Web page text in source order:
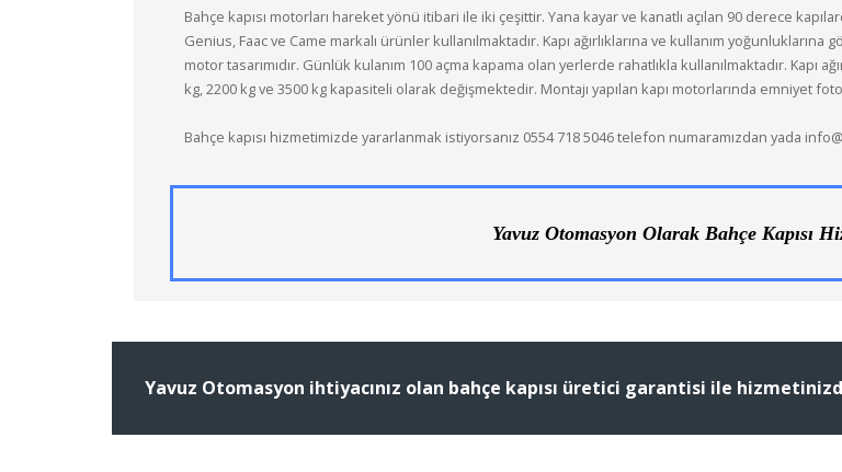
Bahçe kapısı motorları hareket yönü itibari ile iki çeşittir. Yana kayar ve kanatlı açılan 90 derece
Genius, Faac ve Came markalı ürünler kullanılmaktadır. Kapı ağırlıklarına ve kullanım
motor tasarımıdır. Günlük kulanım 100 açma kapama olan yerlerde rahatlıkla kullanılmaktadır. Kapı
kg, 2200 kg ve 3500 kg kapasiteli olarak değişmektedir. Montajı yapılan kapı motorlarında emniyet
Bahçe kapısı hizmetimizde yararlanmak istiyorsanız 0554 718 5046 telefon numaramızdan yada
Yavuz Otomasyon Olarak Bahçe Kapısı
Yavuz Otomasyon ihtiyacınız olan bahçe kapısı üretici garantisi ile